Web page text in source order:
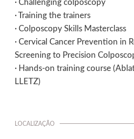
· Training the trainers
· Colposcopy Skills Masterclass
· Cervical Cancer Prevention in
Screening to Precision
· Hands-on training course
LLETZ)
LOCALIZAÇÃO